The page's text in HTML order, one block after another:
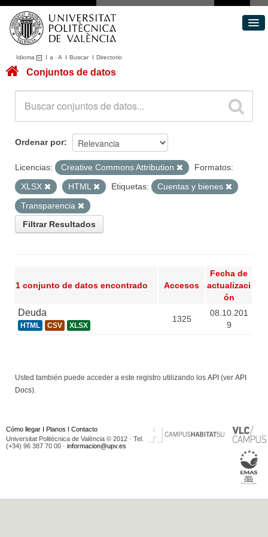
Idioma I a ·A I BuscarI Directorio
Conjuntos de datos
Acerca de
Portal de Transparencia
Conjuntos de datos
Ordenar por
Licencias: Creative Commons Attribution
Formatos:
XLSX
HTML Etiquetas:
Cuentas y bienes
Transparencia
Filtrar Resultados
1 conjunto de datos encontrado Accesos
Fecha de
actualizaci
ón
Deuda
HTML CSV XLSX
1325
08.10.201
9
Usted también puede acceder a este registro utilizando los API (ver API
Docs).
Cómo llegar I Planos I Contacto
Universitat Politècnica de València © 2012 · Tel.
(+34) 96 387 70 00 · informacion@upv.es